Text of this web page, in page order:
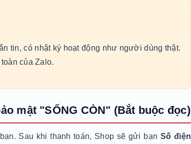
tin, có nhật ký hoạt động như người dùng thật.
của Zalo.
mật "SỐNG CÒN" (Bắt buộc đọc)
Sau khi thanh toán, Shop sẽ gửi bạn Số điện